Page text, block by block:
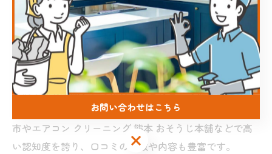
能になります。
ダスキンやおそうじ本舗口コミ活用術
熊本市でエアコンクリーニングを検討する際、ダスキン
やおそうじ本舗といった大手業者の口コミは非常に参考
になります。これらの業者はエアコン クリーニング 熊本
市やエアコン クリーニング 熊本 おそうじ本舗などで高
い認知度を誇り、口コミの件数や内容も豊富です。
お問い合わせはこちら
お問い合わせはこちら